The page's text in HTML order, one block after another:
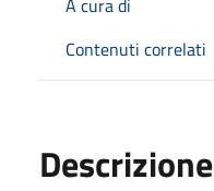
Contenuti correlati
Descrizione